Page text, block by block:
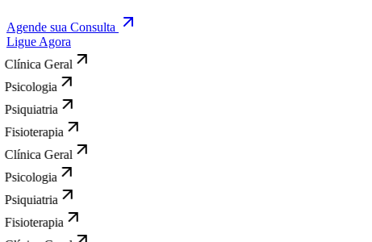
Agende sua Consulta
Ligue Agora
Clínica Geral
Psicologia
Psiquiatria
Fisioterapia
Clínica Geral
Psicologia
Psiquiatria
Fisioterapia